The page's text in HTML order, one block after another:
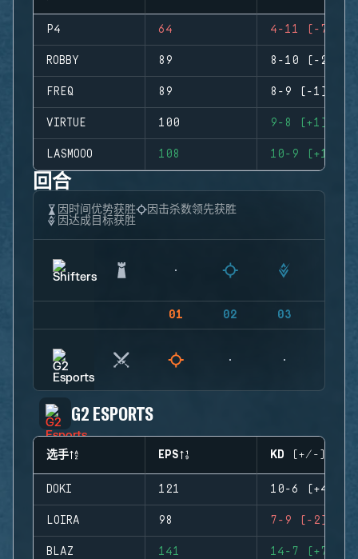
P4 64 4-11 (-7)
ROBBY 89 8-10 (-2)
FREQ 89 8-9 (-1)
VIRTUE 100 9-8 (+1)
LASMOOO 108 10-9 (+1)
回合
因时间优势获胜
因击杀数领先获胜
因达成目标获胜
01 02 03
G2 ESPORTS
选手 EPS KD (+/-)
DOKI 121 10-6 (+4)
LOIRA 98 7-9 (-2)
BLAZ 141 14-7 (+7)